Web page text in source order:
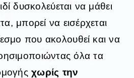
δυσκολεύεται να μάθει
μπορεί να εισέρχεται
που ακολουθεί και να
όλα τα
χωρίς την